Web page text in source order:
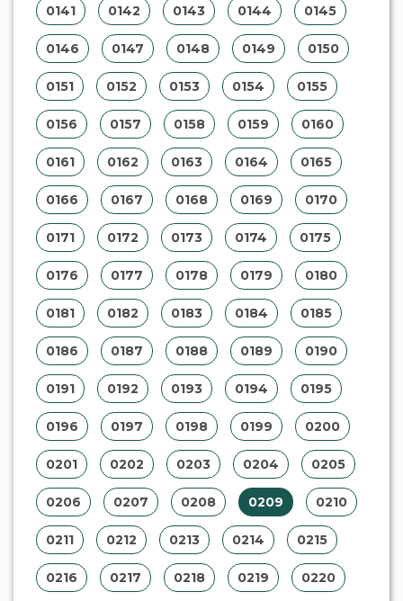
0141 0142 0143 0144 0145
0146 0147 0148 0149 0150
0151 0152 0153 0154 0155
0156 0157 0158 0159 0160
0161 0162 0163 0164 0165
0166 0167 0168 0169 0170
0171 0172 0173 0174 0175
0176 0177 0178 0179 0180
0181 0182 0183 0184 0185
0186 0187 0188 0189 0190
0191 0192 0193 0194 0195
0196 0197 0198 0199 0200
0201 0202 0203 0204 0205
0206 0207 0208 0209 0210
0211 0212 0213 0214 0215
0216 0217 0218 0219 0220